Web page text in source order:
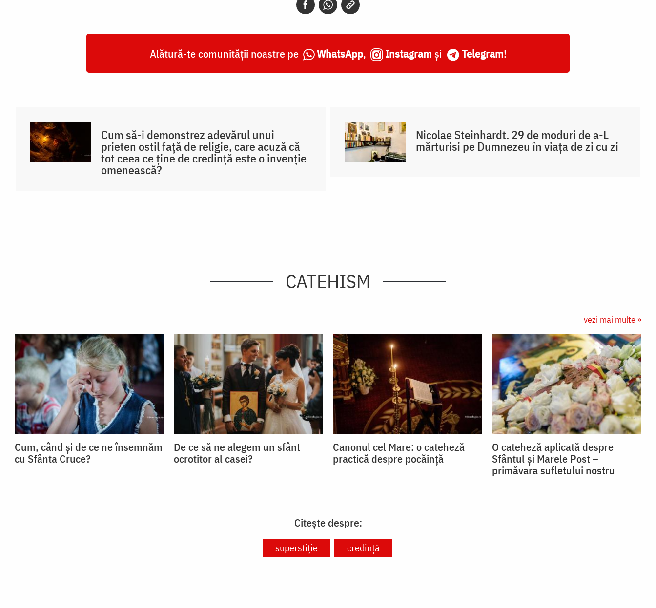
Alătură-te comunității noastre pe WhatsApp, Instagram și Telegram!
Cum să-i demonstrez adevărul unui
prieten ostil față de religie, care acuză că
tot ceea ce ține de credință este o invenție
omenească?
Nicolae Steinhardt. 29 de moduri de a-L
mărturisi pe Dumnezeu în viaţa de zi cu zi
CATEHISM
vezi mai multe »
Cum, când și de ce ne însemnăm
cu Sfânta Cruce?
De ce să ne alegem un sfânt
ocrotitor al casei?
Canonul cel Mare: o cateheză
practică despre pocăință
O cateheză aplicată despre
Sfântul și Marele Post –
primăvara sufletului nostru
Citește despre:
superstiție credință